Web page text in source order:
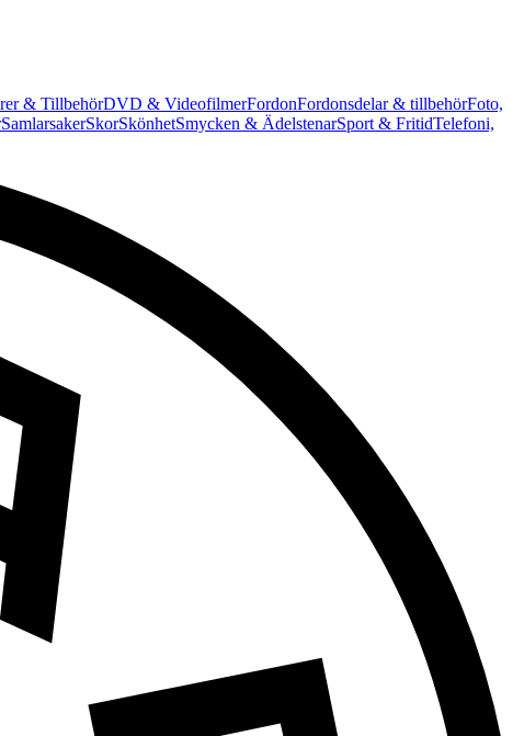
& TillbehörDVD & VideofilmerFordonFordonsdelar & tillbehörFoto,
SamlarsakerSkorSkönhetSmycken & ÄdelstenarSport & FritidTelefoni,